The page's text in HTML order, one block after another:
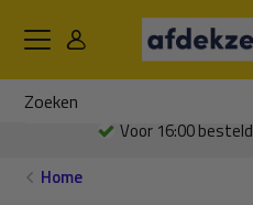
Voor 16:00 besteld
Home